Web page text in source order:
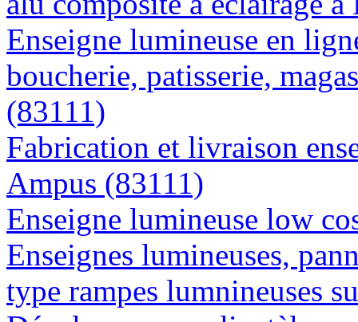
Enseigne lumineuse en
boucherie, patisserie,
(83111)
Fabrication et livraison
Ampus (83111)
Enseigne lumineuse low
Enseignes lumineuses,
type rampes lumnineuses